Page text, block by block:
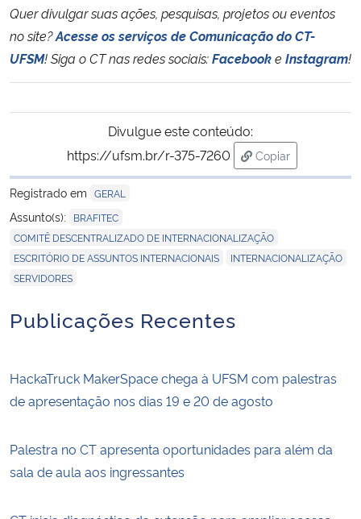
Quer divulgar suas ações, pesquisas, projetos ou eventos
no site?Acesse os serviços de Comunicação do CT-
UFSM!Siga o CT nas redes sociais:Facebooke Instagram!
Divulgue este conteúdo:
https://ufsm.br/r-375-7260
Copiar
para área de
Registrado em GERAL
Assunto(s): BRAFITEC
COMITÊ DESCENTRALIZADO DE INTERNACIONALIZAÇÃO
ESCRITÓRIO DE ASSUNTOS INTERNACIONAIS INTERNACIONALIZAÇÃO
SERVIDORES
Publicações Recentes
HackaTruck MakerSpace chega à UFSM com palestras
de apresentação nos dias 19 e 20 de agosto
Palestra no CT apresenta oportunidades para além da
sala de aula aos ingressantes